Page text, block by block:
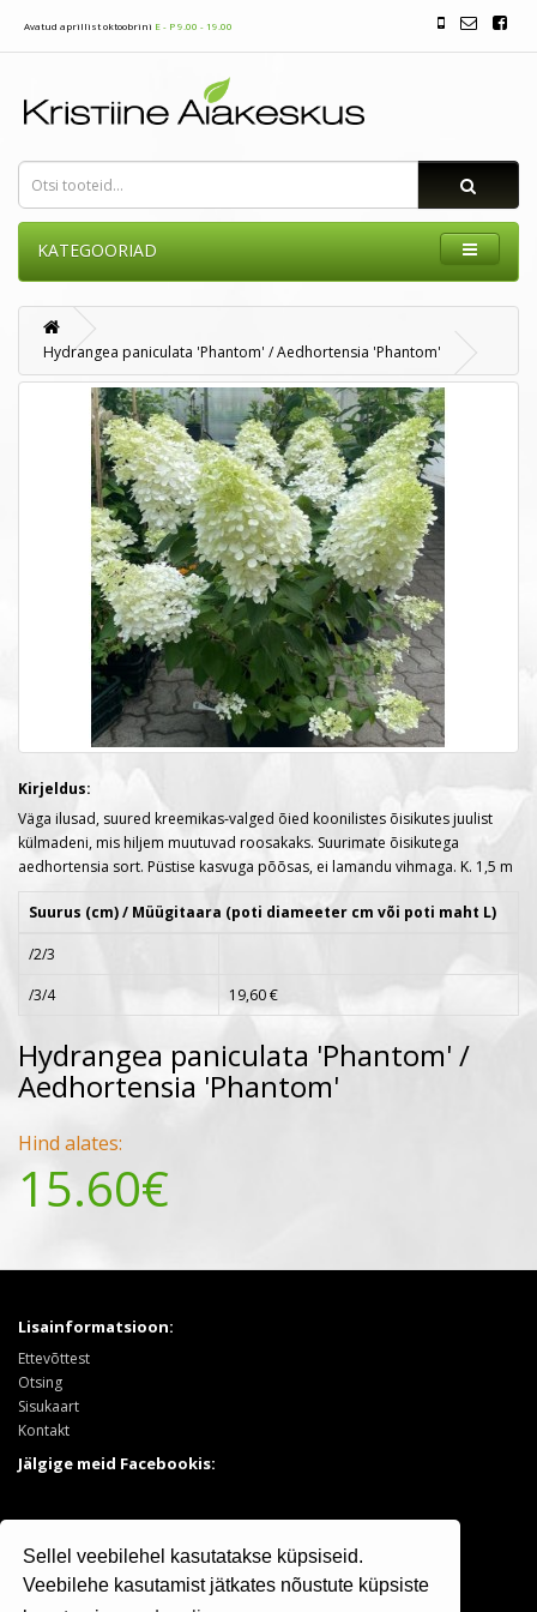
Sellel veebilehel kasutatakse küpsiseid.
Veebilehe kasutamist jätkates nõustute küpsiste
Avatud aprillist oktoobrini E - P 9.00 - 19.00
KATEGOORIAD
Hydrangea paniculata 'Phantom' / Aedhortensia 'Phantom'
Kirjeldus:
Väga ilusad, suured kreemikas-valged õied koonilistes õisikutes juulist
külmadeni, mis hiljem muutuvad roosakaks. Suurimate õisikutega
aedhortensia sort. Püstise kasvuga põõsas, ei lamandu vihmaga. K. 1,5 m
Suurus (cm) / Müügitaara (poti diameeter cm või poti maht L)
/2/3
/3/4
19,60 €
Hydrangea paniculata 'Phantom' /
Aedhortensia 'Phantom'
15.60€
Hind alates:
Lisainformatsioon:
Ettevõttest
Otsing
Sisukaart
Kontakt
Jälgige meid Facebookis:
Puukool
Sooduspakkumised